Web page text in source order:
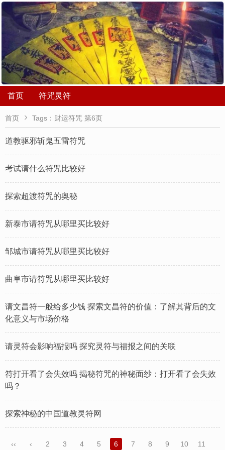
首页 符咒灵符
首页  Tags：财运符咒 第6页
道教驱邪斩鬼五雷符咒
考试请什么符咒比较好
​探索超渡符咒的奥秘
新泰市请符咒从哪里买比较好
邹城市请符咒从哪里买比较好
曲阜市请符咒从哪里买比较好
请文昌符一般给多少钱 ​探索文昌符的价值：了解其背后的文
化意义与市场价格
请灵符会影响福报吗 ​探究灵符与福报之间的关联
符打开看了会失效吗 ​揭秘符咒的神秘面纱：打开看了会失效
吗？
​探索神秘的中国道教灵符网
‹‹ ‹ 2 3 4 5 6 7 8 9 10 11